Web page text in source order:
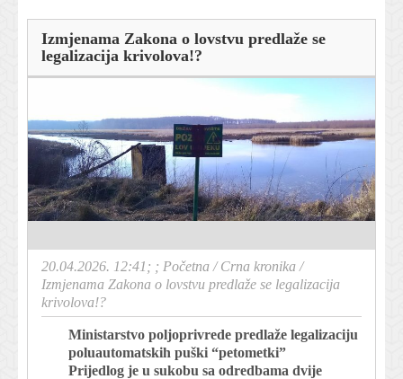
Izmjenama Zakona o lovstvu predlaže se
legalizacija krivolova!?
20.04.2026. 12:41; ; Početna /Crna kronika /
Izmjenama Zakona o lovstvu predlaže se legalizacija
krivolova!?
Ministarstvo poljoprivrede predlaže legalizaciju
poluautomatskih puški “petometki”
Prijedlog je u sukobu sa odredbama dvije